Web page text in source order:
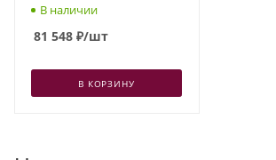
В наличии
81 548 ₽/шт
В КОРЗИНУ